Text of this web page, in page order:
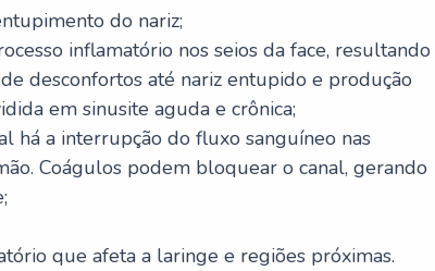
do nariz;
inflamatório nos seios da face, resultando
desconfortos até nariz entupido e produção
em sinusite aguda e crônica;
há a interrupção do fluxo sanguíneo nas
Coágulos podem bloquear o canal, gerando
que afeta a laringe e regiões próximas.